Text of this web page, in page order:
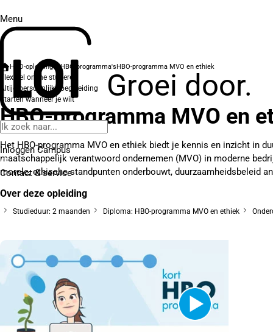
Menu
Groei door.
Inloggen Campus
Contact& service
HBO-opleidingenHBO-programma'sHBO-programma MVO en ethiek
Flexibel online studeren
Altijd persoonlijke begeleiding
Starten wanneer je wilt
HBO-programma MVO en
Het HBO-programma MVO en ethiek biedt je kennis en inzicht in
maatschappelijk verantwoord ondernemen (MVO) in moderne
morele, ethische standpunten onderbouwt, duurzaamheidsbeleid
Over deze opleiding
Studieduur: 2 maanden Diploma: HBO-programma MVO en ethiek